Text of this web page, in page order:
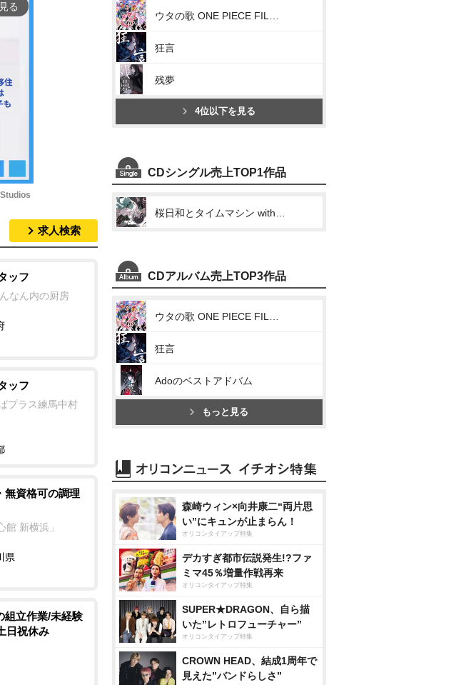
る
求人検索
ッフ
なん内の厨房
ッフ
プラス練馬中村
無資格可の調理
新横浜」
県
組立作業/未経験
日祝休み
狂言
残夢
4位以下を見る
CDシングル売上TOP1作品
CDアルバム売上TOP3作品
狂言
Adoのベストアドバム
もっと見る
森崎ウィン×向井康二“両片思
い”にキュンが止まらん！
オリコンタイアップ特集
デカすぎ都市伝説発生!?ファ
ミマ45％増量作戦再来
オリコンタイアップ特集
SUPER★DRAGON、自ら描
いた”レトロフューチャー”
オリコンタイアップ特集
CROWN HEAD、結成1周年で
見えた”バンドらしさ”